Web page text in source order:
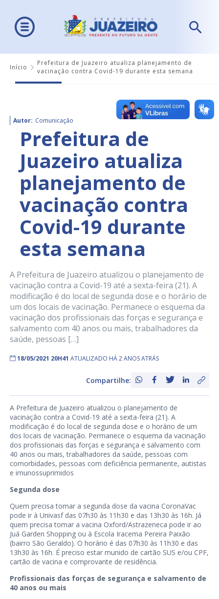
Início
Prefeitura de Juazeiro atualiza planejamento de
vacinação contra Covid-19 durante esta semana
Autor: Comunicação
Prefeitura de
Juazeiro atualiza
planejamento de
vacinação contra
Covid-19 durante
esta semana
A Prefeitura de Juazeiro atualizou o planejamento de
vacinação contra a Covid-19 até a sexta-feira (21). A
modificação é do local de segunda dose e o horário de
um dos locais de vacinação. Permanece o esquema da
vacinação dos profissionais das forças e segurança e
salvamento com 40 anos ou mais, trabalhadores da
saúde, pessoas […]
18/05/2021 20H41 ATUALIZADO HÁ 2 ANOS ATRÁS
Compartilhe:
A Prefeitura de Juazeiro atualizou o planejamento de
vacinação contra a Covid-19 até a sexta-feira (21). A
modificação é do local de segunda dose e o horário de um
dos locais de vacinação. Permanece o esquema da vacinação
dos profissionais das forças e segurança e salvamento com
40 anos ou mais, trabalhadores da saúde, pessoas com
comorbidades, pessoas com deficiência permanente, autistas
e imunossuprimidos
Segunda dose
Quem precisa tomar a segunda dose da vacina CoronaVac
pode ir à Univasf das 07h30 às 11h30 e das 13h30 às 16h. Já
quem precisa tomar a vacina Oxford/Astrazeneca pode ir ao
Juá Garden Shopping ou à Escola Iracema Pereira Paixão
(bairro São Geraldo). O horário é das 07h30 às 11h30 e das
13h30 às 16h. É preciso estar munido de cartão SUS e/ou CPF,
cartão de vacina e comprovante de residência.
Profissionais das forças de segurança e salvamento de
40 anos ou mais